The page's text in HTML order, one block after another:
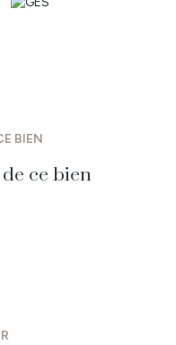
BIEN
ce bien